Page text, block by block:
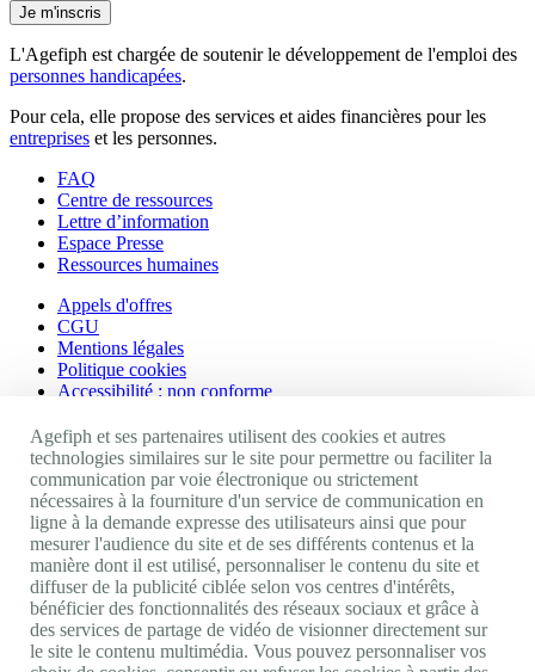
Je m'inscris
L'Agefiph est chargée de soutenir le développement de l'emploi des
personnes handicapées.
Pour cela, elle propose des services et aides financières pour les
entreprises et les personnes.
FAQ
Centre de ressources
Lettre d’information
Espace Presse
Ressources humaines
Appels d'offres
CGU
Mentions légales
Politique cookies
Accessibilité : non conforme
Nos autres sites
Site portail Agefiph
Activateur de progrès
Handinnov
Innovation et recherche
Université du RRH
Service AppuiPro
Nous suivre
Agefiph et ses partenaires utilisent des cookies et autres
technologies similaires sur le site pour permettre ou faciliter la
communication par voie électronique ou strictement
nécessaires à la fourniture d'un service de communication en
ligne à la demande expresse des utilisateurs ainsi que pour
mesurer l'audience du site et de ses différents contenus et la
manière dont il est utilisé, personnaliser le contenu du site et
diffuser de la publicité ciblée selon vos centres d'intérêts,
bénéficier des fonctionnalités des réseaux sociaux et grâce à
des services de partage de vidéo de visionner directement sur
le site le contenu multimédia. Vous pouvez personnaliser vos